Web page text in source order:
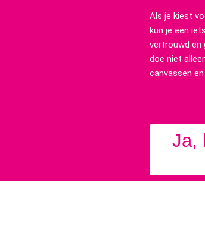
Als je kiest
kun je een
vertrouwd en
doe niet
canvassen
Ja,